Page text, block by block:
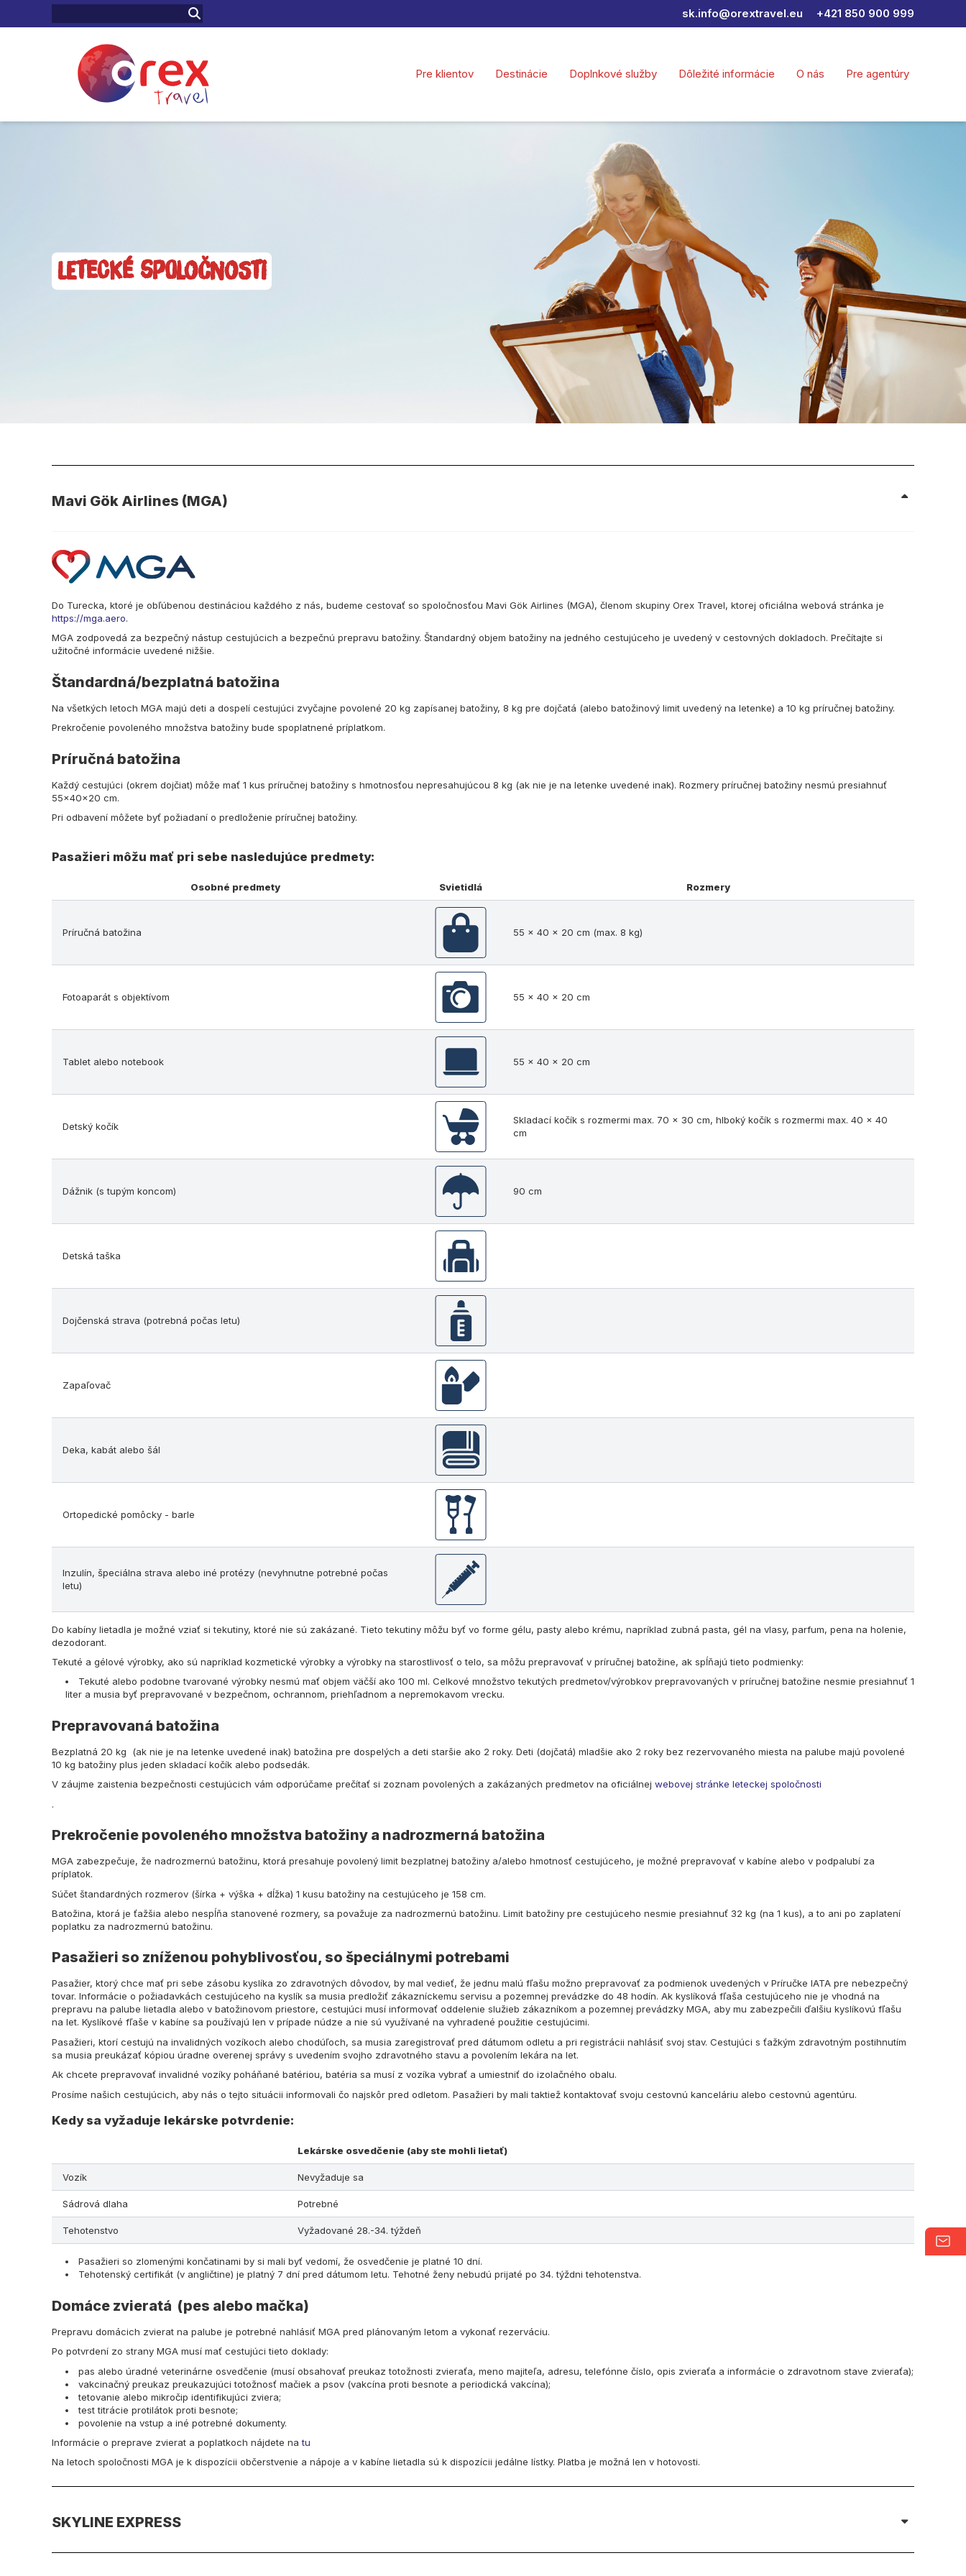
sk.info@orextravel.eu +421 850 900 999
Pre klientov Destinácie Doplnkové služby Dôležité informácie O nás Pre agentúry
Letecké spoločnosti
Mavi Gök Airlines (MGA)
Do Turecka, ktoré je obľúbenou destináciou každého z nás, budeme cestovať so spoločnosťou Mavi Gök Airlines (MGA), členom skupiny Orex Travel, ktorej oficiálna webová stránka je
https://mga.aero.
MGA zodpovedá za bezpečný nástup cestujúcich a bezpečnú prepravu batožiny. Štandardný objem batožiny na jedného cestujúceho je uvedený v cestovných dokladoch. Prečítajte si
užitočné informácie uvedené nižšie.
Štandardná/bezplatná batožina
Na všetkých letoch MGA majú deti a dospelí cestujúci zvyčajne povolené 20 kg zapísanej batožiny, 8 kg pre dojčatá (alebo batožinový limit uvedený na letenke) a 10 kg príručnej batožiny.
Prekročenie povoleného množstva batožiny bude spoplatnené príplatkom.
Príručná batožina
Každý cestujúci (okrem dojčiat) môže mať 1 kus príručnej batožiny s hmotnosťou nepresahujúcou 8 kg (ak nie je na letenke uvedené inak). Rozmery príručnej batožiny nesmú presiahnuť
55x40x20 cm.
Pri odbavení môžete byť požiadaní o predloženie príručnej batožiny.
Pasažieri môžu mať pri sebe nasledujúce predmety:
Osobné predmety Svietidlá Rozmery
Príručná batožina 55 x 40 x 20 cm (max. 8 kg)
Fotoaparát s objektívom 55 x 40 x 20 cm
Tablet alebo notebook 55 x 40 x 20 cm
Detský kočík
Skladací kočík s rozmermi max. 70 x 30 cm, hlboký kočík s rozmermi max. 40 x 40
cm
Dážnik (s tupým koncom) 90 cm
Detská taška
Dojčenská strava (potrebná počas letu)
Zapaľovač
Deka, kabát alebo šál
Ortopedické pomôcky - barle
Inzulín, špeciálna strava alebo iné protézy (nevyhnutne potrebné počas
letu)
Do kabíny lietadla je možné vziať si tekutiny, ktoré nie sú zakázané. Tieto tekutiny môžu byť vo forme gélu, pasty alebo krému, napríklad zubná pasta, gél na vlasy, parfum, pena na holenie,
dezodorant.
Tekuté a gélové výrobky, ako sú napríklad kozmetické výrobky a výrobky na starostlivosť o telo, sa môžu prepravovať v príručnej batožine, ak spĺňajú tieto podmienky:
Tekuté alebo podobne tvarované výrobky nesmú mať objem väčší ako 100 ml. Celkové množstvo tekutých predmetov/výrobkov prepravovaných v príručnej batožine nesmie presiahnuť 1
liter a musia byť prepravované v bezpečnom, ochrannom, priehľadnom a nepremokavom vrecku.
Prepravovaná batožina
Bezplatná 20 kg (ak nie je na letenke uvedené inak) batožina pre dospelých a deti staršie ako 2 roky. Deti (dojčatá) mladšie ako 2 roky bez rezervovaného miesta na palube majú povolené
10 kg batožiny plus jeden skladací kočík alebo podsedák.
V záujme zaistenia bezpečnosti cestujúcich vám odporúčame prečítať si zoznam povolených a zakázaných predmetov na oficiálnej webovej stránke leteckej spoločnosti
.
Prekročenie povoleného množstva batožiny a nadrozmerná batožina
MGA zabezpečuje, že nadrozmernú batožinu, ktorá presahuje povolený limit bezplatnej batožiny a/alebo hmotnosť cestujúceho, je možné prepravovať v kabíne alebo v podpalubí za
príplatok.
Súčet štandardných rozmerov (šírka + výška + dĺžka) 1 kusu batožiny na cestujúceho je 158 cm.
Batožina, ktorá je ťažšia alebo nespĺňa stanovené rozmery, sa považuje za nadrozmernú batožinu. Limit batožiny pre cestujúceho nesmie presiahnuť 32 kg (na 1 kus), a to ani po zaplatení
poplatku za nadrozmernú batožinu.
Pasažieri so zníženou pohyblivosťou, so špeciálnymi potrebami
Pasažier, ktorý chce mať pri sebe zásobu kyslíka zo zdravotných dôvodov, by mal vedieť, že jednu malú fľašu možno prepravovať za podmienok uvedených v Príručke IATA pre nebezpečný
tovar. Informácie o požiadavkách cestujúceho na kyslík sa musia predložiť zákazníckemu servisu a pozemnej prevádzke do 48 hodín. Ak kyslíková fľaša cestujúceho nie je vhodná na
prepravu na palube lietadla alebo v batožinovom priestore, cestujúci musí informovať oddelenie služieb zákazníkom a pozemnej prevádzky MGA, aby mu zabezpečili ďalšiu kyslíkovú fľašu
na let. Kyslíkové fľaše v kabíne sa používajú len v prípade núdze a nie sú využívané na vyhradené použitie cestujúcimi.
Pasažieri, ktorí cestujú na invalidných vozíkoch alebo chodúľoch, sa musia zaregistrovať pred dátumom odletu a pri registrácii nahlásiť svoj stav. Cestujúci s ťažkým zdravotným postihnutím
sa musia preukázať kópiou úradne overenej správy s uvedením svojho zdravotného stavu a povolením lekára na let.
Ak chcete prepravovať invalidné vozíky poháňané batériou, batéria sa musí z vozíka vybrať a umiestniť do izolačného obalu.
Prosíme našich cestujúcich, aby nás o tejto situácii informovali čo najskôr pred odletom. Pasažieri by mali taktiež kontaktovať svoju cestovnú kanceláriu alebo cestovnú agentúru.
Kedy sa vyžaduje lekárske potvrdenie:
Lekárske osvedčenie (aby ste mohli lietať)
Vozík Nevyžaduje sa
Sádrová dlaha Potrebné
Tehotenstvo Vyžadované 28.-34. týždeň
Pasažieri so zlomenými končatinami by si mali byť vedomí, že osvedčenie je platné 10 dní.
Tehotenský certifikát (v angličtine) je platný 7 dní pred dátumom letu. Tehotné ženy nebudú prijaté po 34. týždni tehotenstva.
Domáce zvieratá (pes alebo mačka)
Prepravu domácich zvierat na palube je potrebné nahlásiť MGA pred plánovaným letom a vykonať rezerváciu.
Po potvrdení zo strany MGA musí mať cestujúci tieto doklady:
pas alebo úradné veterinárne osvedčenie (musí obsahovať preukaz totožnosti zvieraťa, meno majiteľa, adresu, telefónne číslo, opis zvieraťa a informácie o zdravotnom stave zvieraťa);
vakcinačný preukaz preukazujúci totožnosť mačiek a psov (vakcína proti besnote a periodická vakcína);
tetovanie alebo mikročip identifikujúci zviera;
test titrácie protilátok proti besnote;
povolenie na vstup a iné potrebné dokumenty.
Informácie o preprave zvierat a poplatkoch nájdete natu
Na letoch spoločnosti MGA je k dispozícii občerstvenie a nápoje a v kabíne lietadla sú k dispozícii jedálne lístky. Platba je možná len v hotovosti.
SKYLINE EXPRESS